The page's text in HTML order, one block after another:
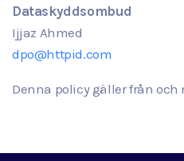
Dataskyddsombud
Ijjaz Ahmed
dpo@httpid.com
Denna policy gäller från och